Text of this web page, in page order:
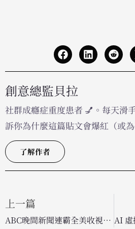
創意總監貝拉
社群成癮症重度患者 💅。每天滑
訴你為什麼這篇貼文會爆紅（或
了解作者
上一篇
ABC晚間新聞連霸全美收視冠軍，阿提米絲計畫深度報導成吸睛關鍵